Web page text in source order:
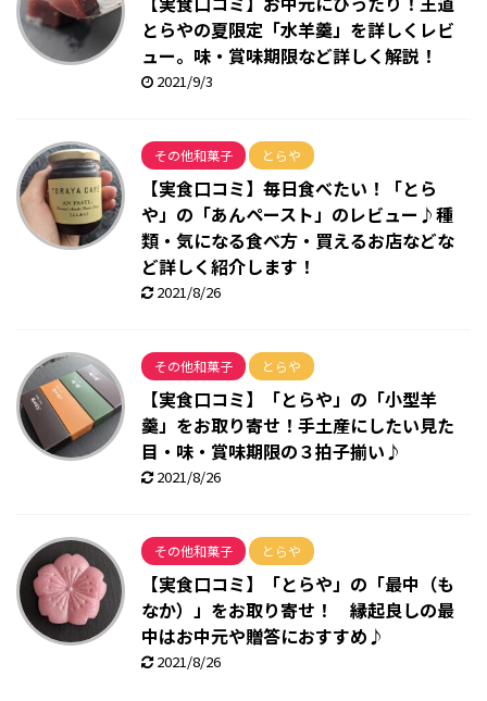
とらやの夏限定「水羊羹」を詳しくレビ
ュー。味・賞味期限など詳しく解説！
2021/9/3
その他和菓子 とらや
【実食口コミ】毎日食べたい！「とら
や」の「あんペースト」のレビュー♪種
類・気になる食べ方・買えるお店などな
ど詳しく紹介します！
2021/8/26
その他和菓子 とらや
【実食口コミ】「とらや」の「小型羊
羹」をお取り寄せ！手土産にしたい見た
目・味・賞味期限の３拍子揃い♪
2021/8/26
その他和菓子 とらや
【実食口コミ】「とらや」の「最中（も
なか）」をお取り寄せ！ 縁起良しの最
中はお中元や贈答におすすめ♪
2021/8/26